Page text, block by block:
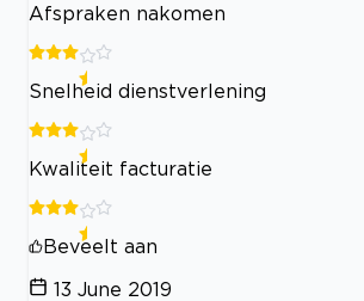
Afspraken nakomen
Snelheid dienstverlening
Kwaliteit facturatie
Beveelt aan
13 June 2019